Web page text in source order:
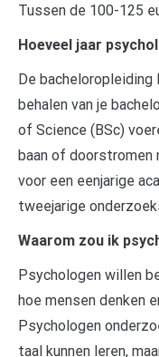
Tussen de 100-125
Hoeveel jaar
De bacheloropleiding
behalen van je
of Science (BSc)
baan of doorstromen
voor een eenjarige
tweejarige
Waarom zou ik
Psychologen willen
hoe mensen denken
Psychologen
taal kunnen leren,